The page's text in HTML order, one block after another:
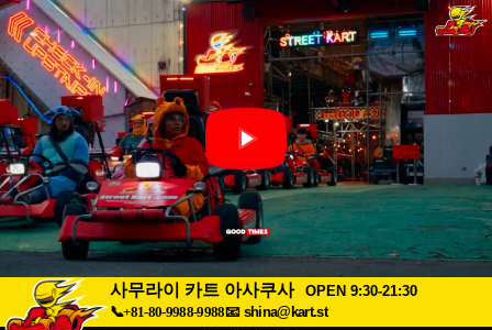
사무라이 카트 아사쿠사
OPEN 9:30-21:30
📞+81-80-9988-9988📧 shina@kart.st